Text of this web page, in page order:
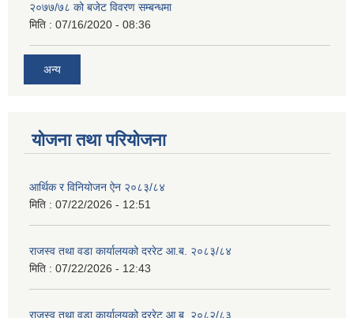
२०७७/७८ को बजेट विवरण सम्बन्धमा
मिति : 07/16/2020 - 08:36
अन्य
योजना तथा परियोजना
आर्थिक र विनियोजन ऐन २०८३/८४
मिति : 07/22/2026 - 12:51
राजस्व तथा वडा कार्यालयको दररेट आ.ब. २०८३/८४
मिति : 07/22/2026 - 12:43
राजस्व तथा वडा कार्यालयको दररेट आ.ब. २०८२/८३